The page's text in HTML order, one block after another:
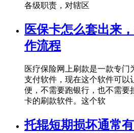
各级职责，对辖区
医保卡怎么套出来
作流程
医疗保险网上刷款是一款专门
支付软件，现在这个软件可以
便，不需要跑银行，也不需要
卡的刷款软件。这个软
托辊短期损坏通常